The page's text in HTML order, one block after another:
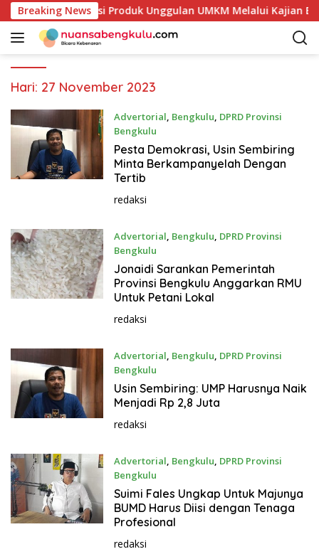
a
Breaking News
Petakan Potensi Produk Unggulan UMKM Melalui Kajian
Hari: 27 November 2023
Advertorial, Bengkulu, DPRD Provinsi
Bengkulu
November 27, 2023
Pesta Demokrasi, Usin Sembiring
Minta Berkampanyelah Dengan
Tertib
redaksi
Advertorial, Bengkulu, DPRD Provinsi
Bengkulu
November 27, 2023
Jonaidi Sarankan Pemerintah
Provinsi Bengkulu Anggarkan RMU
Untuk Petani Lokal
redaksi
Advertorial, Bengkulu, DPRD Provinsi
Bengkulu
November 27, 2023
Usin Sembiring: UMP Harusnya Naik
Menjadi Rp 2,8 Juta
redaksi
Advertorial, Bengkulu, DPRD Provinsi
Bengkulu
November 27, 2023
Suimi Fales Ungkap Untuk Majunya
BUMD Harus Diisi dengan Tenaga
Profesional
redaksi